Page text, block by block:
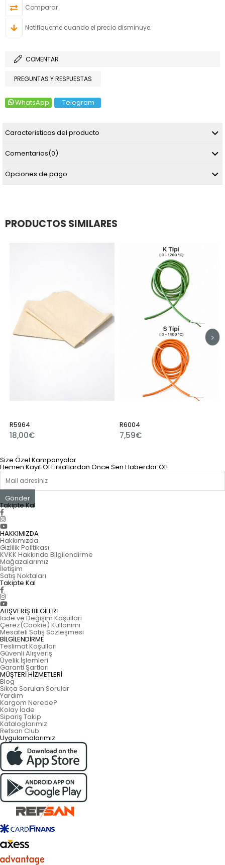
Comparar
Notifiqueme cuando el precio disminuye.
COMENTAR
PREGUNTAS Y RESPUESTAS
WhatsApp Telegram
Caracteristicas del producto
Comentarios(0)
Opciones de pago
PRODUCTOS SIMILARES
R5964
18,00€
R6004
7,59€
Size Özel Kampanyalar
Hemen Kayıt Ol Fırsatlardan Önce Sen Haberdar Ol!
Gönder
Takipte Kal
HAKKIMIZDA
Hakkımızda
Gizlilik Politikası
KVKK Hakkında Bilgilendirme
Mağazalarımız
İletişim
Satış Noktaları
Takipte Kal
ALIŞVERİŞ BİLGİLERİ
İade ve Değişim Koşulları
Çerez(Cookie) Kullanımı
Mesafeli Satış Sözleşmesi
BİLGİLENDİRME
Teslimat Koşulları
Güvenli Alışveriş
Üyelik İşlemleri
Garanti Şartları
MÜŞTERİ HİZMETLERİ
Blog
Sıkça Sorulan Sorular
Yardım
Kargom Nerede?
Kolay İade
Sipariş Takip
Kataloglarımız
Refsan Club
Uygulamalarımız